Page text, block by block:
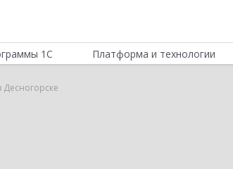
1С Платформа и технологии
Десногорске